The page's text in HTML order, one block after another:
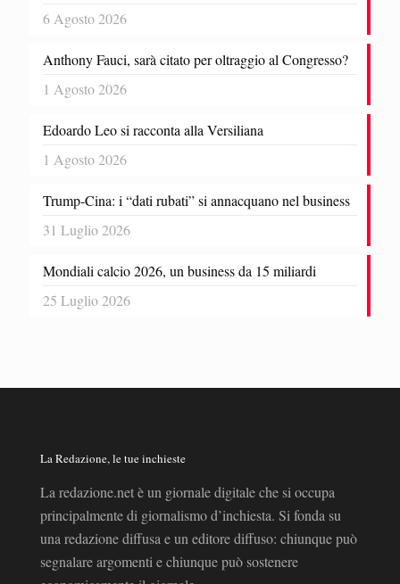
6 Agosto 2026
Anthony Fauci, sarà citato per oltraggio al Congresso?
1 Agosto 2026
Edoardo Leo si racconta alla Versiliana
1 Agosto 2026
Trump-Cina: i “dati rubati” si annacquano nel business
31 Luglio 2026
Mondiali calcio 2026, un business da 15 miliardi
25 Luglio 2026
La Redazione, le tue inchieste
La redazione.net è un giornale digitale che si occupa
principalmente di giornalismo d’inchiesta. Si fonda su
una redazione diffusa e un editore diffuso: chiunque può
segnalare argomenti e chiunque può sostenere